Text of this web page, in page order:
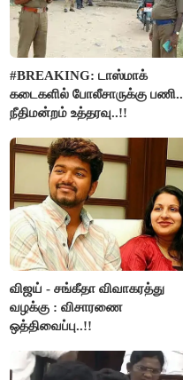
#BREAKING: டாஸ்மாக்
கடைகளில் போலீசாருக்கு பணி..
நீதிமன்றம் உத்தரவு..!!
விஜய் - சங்கீதா விவாகரத்து
வழக்கு : விசாரணை
ஒத்திவைப்பு..!!